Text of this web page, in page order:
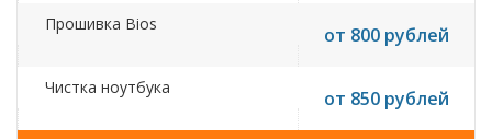
Прошивка Bios от 800 рублей
Чистка ноутбука от 850 рублей